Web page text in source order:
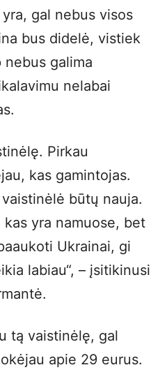
gal nebus visos
bus didelė, vistiek
galima
nelabai
Pirkau
kas gamintojas.
būtų nauja.
yra namuose, bet
Ukrainai, gi
labiau“, – įsitikinusi
tą vaistinėlę, gal
apie 29 eurus.